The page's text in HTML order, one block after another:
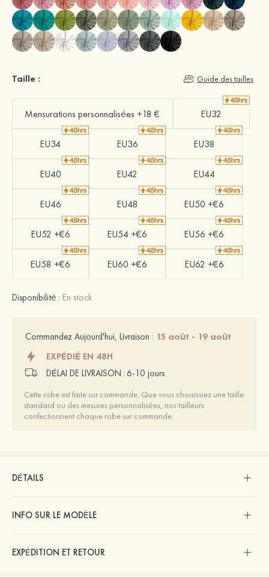
Taille : Guide des tailles
Mensurations personnalisées +18 € EU32
EU34 EU36 EU38
EU40 EU42 EU44
EU46 EU48 EU50 +€6
EU52 +€6 EU54 +€6 EU56 +€6
EU58 +€6 EU60 +€6 EU62 +€6
Disponibilité : En stock
Commandez Aujourd'hui, Livraison : 15 août - 19 août
EXPÉDIÉ EN 48H
DÉLAI DE LIVRAISON : 6-10 jours
Cette robe est faite sur commande. Que vous choisissiez une taille
standard ou des mesures personnalisées, nos tailleurs
confectionnent chaque robe sur commande.
DÉTAILS
INFO SUR LE MODÈLE
EXPÉDITION ET RETOUR